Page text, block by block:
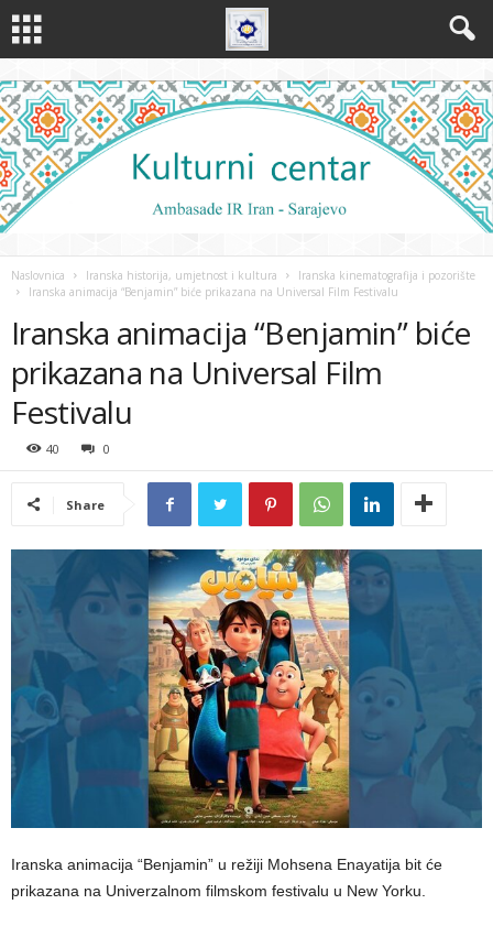
Naslovnica Iranska historija, umjetnost i kultura
Iranska kinematografija i pozorište
Iranska animacija “Benjamin” biće prikazana na Universal Film Festivalu
Iranska animacija “Benjamin” biće
prikazana na Universal Film
Festivalu
40 0
Share
Iranska animacija “Benjamin” u režiji Mohsena Enayatija bit će
prikazana na Univerzalnom filmskom festivalu u New Yorku.